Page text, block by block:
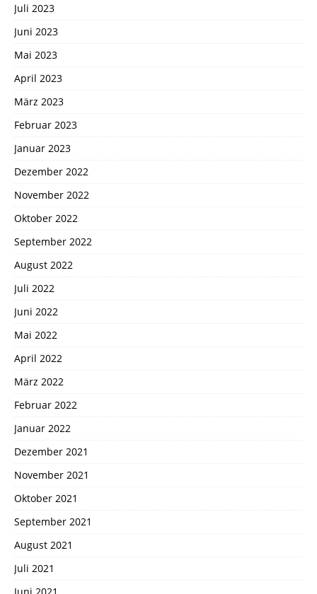
Juli 2023
Juni 2023
Mai 2023
April 2023
März 2023
Februar 2023
Januar 2023
Dezember 2022
November 2022
Oktober 2022
September 2022
August 2022
Juli 2022
Juni 2022
Mai 2022
April 2022
März 2022
Februar 2022
Januar 2022
Dezember 2021
November 2021
Oktober 2021
September 2021
August 2021
Juli 2021
Juni 2021